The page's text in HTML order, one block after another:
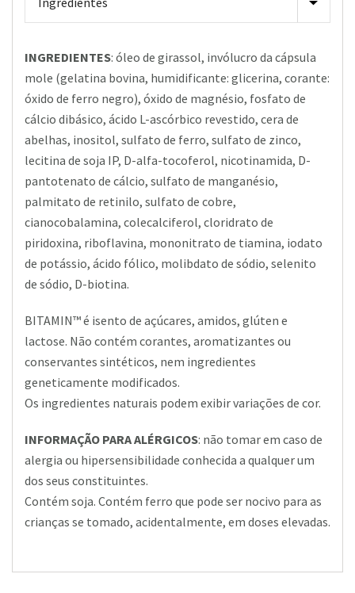
INGREDIENTES: óleo de girassol, invólucro da cápsula
mole (gelatina bovina, humidificante: glicerina, corante:
óxido de ferro negro), óxido de magnésio, fosfato de
cálcio dibásico, ácido L-ascórbico revestido, cera de
abelhas, inositol, sulfato de ferro, sulfato de zinco,
lecitina de soja IP, D-alfa-tocoferol, nicotinamida, D-
pantotenato de cálcio, sulfato de manganésio,
palmitato de retinilo, sulfato de cobre,
cianocobalamina, colecalciferol, cloridrato de
piridoxina, riboflavina, mononitrato de tiamina, iodato
de potássio, ácido fólico, molibdato de sódio, selenito
de sódio, D-biotina.
BITAMIN™ é isento de açúcares, amidos, glúten e
lactose. Não contém corantes, aromatizantes ou
conservantes sintéticos, nem ingredientes
geneticamente modificados.
Os ingredientes naturais podem exibir variações de cor.
INFORMAÇÃO PARA ALÉRGICOS: não tomar em caso de
alergia ou hipersensibilidade conhecida a qualquer um
dos seus constituintes.
Contém soja. Contém ferro que pode ser nocivo para as
crianças se tomado, acidentalmente, em doses elevadas.